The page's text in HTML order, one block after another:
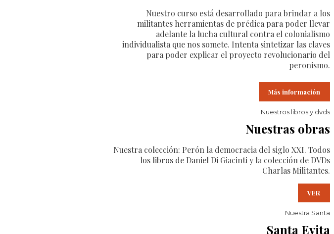
Nuestro curso está desarrollado para brindar a los
militantes herramientas de prédica para poder llevar
adelante la lucha cultural contra el colonialismo
individualista que nos somete. Intenta sintetizar las claves
para poder explicar el proyecto revolucionario del
peronismo.
Más información
Nuestros libros y dvds
Nuestras obras
Nuestra colección: Perón la democracia del siglo XXI. Todos
los libros de Daniel Di Giacinti y la colección de DVDs
Charlas Militantes.
VER
Nuestra Santa
Santa Evita